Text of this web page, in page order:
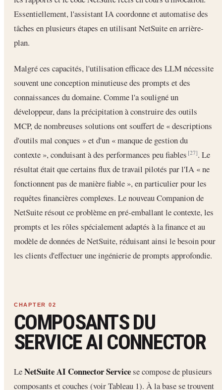
Essentiellement, l'assistant IA coordonne et automatise des
tâches en plusieurs étapes en utilisant NetSuite en arrière-
plan.
Malgré ces capacités, l'utilisation efficace des LLM nécessite
souvent une conception minutieuse des prompts et des
connaissances du domaine. Comme l'a souligné un
développeur, dans la précipitation à construire des outils
MCP, de nombreuses solutions ont souffert de « descriptions
d'outils mal conçues » et d'un « manque de gestion du
contexte », conduisant à des performances peu fiables[27]. Le
résultat était que certains flux de travail pilotés par l'IA « ne
fonctionnent pas de manière fiable », en particulier pour les
requêtes financières complexes. Le nouveau Companion de
NetSuite résout ce problème en pré-emballant le contexte, les
prompts et les rôles spécialement adaptés à la finance et au
modèle de données de NetSuite, réduisant ainsi le besoin pour
les clients d'effectuer une ingénierie de prompts approfondie.
COMPOSANTS DU
SERVICE AI CONNECTOR
LeNetSuite AI Connector Servicese compose de plusieurs
composants et couches (voir Tableau 1). À la base se trouvent